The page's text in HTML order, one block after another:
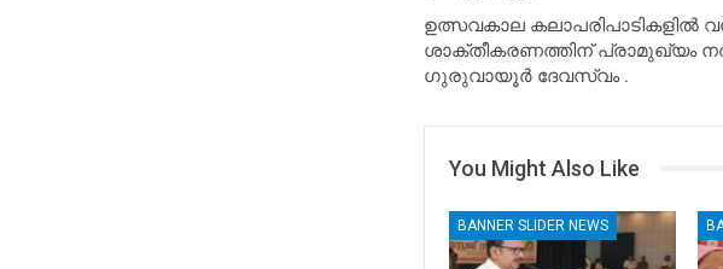
ഉത്സവകാല കലാപരിപാടികളിൽ
ശാക്തീകരണത്തിന് പ്രാമുഖ്യം
ഗുരുവായൂർ ദേവസ്വം .
You Might Also Like
BANNER SLIDER NEWS